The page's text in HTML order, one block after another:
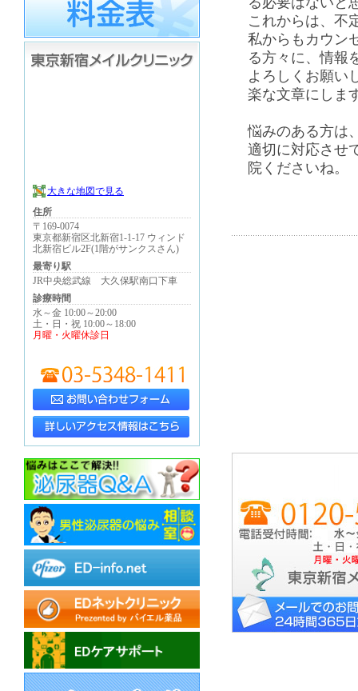
これからは、不
私からもカウン
る方々に、情報
よろしくお願い
楽な文章にしま
悩みのある方は
適切に対応させ
院くださいね。
大きな地図で見る
住所
〒169-0074
東京都新宿区北新宿1-1-17 ウィンド
北新宿ビル2F(1階がサンクスさん)
最寄り駅
JR中央総武線 大久保駅南口下車
診療時間
水～金 10:00～20:00
土・日・祝 10:00～18:00
月曜・火曜休診日